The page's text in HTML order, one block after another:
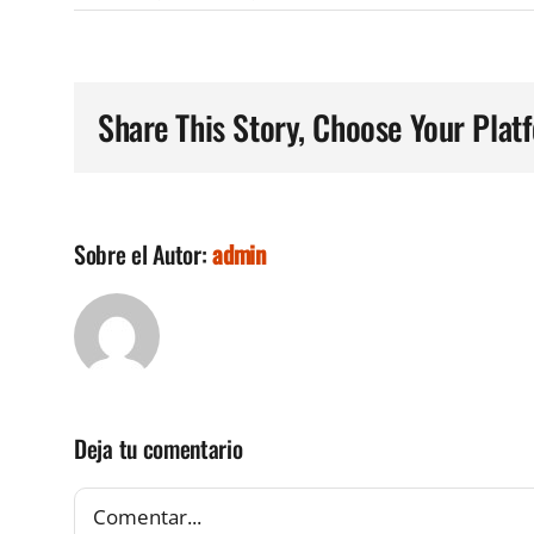
Share This Story, Choose Your
Sobre el Autor:admin
Deja tu comentario
Comentar